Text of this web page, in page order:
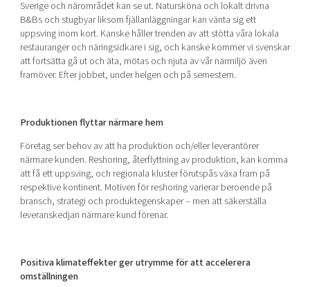
Sverige och närområdet kan se ut. Natursköna och lokalt drivna
B&Bs och stugbyar liksom fjällanläggningar kan vänta sig ett
uppsving inom kort. Kanske håller trenden av att stötta våra lokala
restauranger och näringsidkare i sig, och kanske kommer vi svenskar
att fortsätta gå ut och äta, mötas och njuta av vår närmiljö även
framöver. Efter jobbet, under helgen och på semestern.
Produktionen flyttar närmare hem
Företag ser behov av att ha produktion och/eller leverantörer
närmare kunden. Reshoring, återflyttning av produktion, kan komma
att få ett uppsving, och regionala kluster förutspås växa fram på
respektive kontinent. Motiven för reshoring varierar beroende på
bransch, strategi och produktegenskaper – men att säkerställa
leveranskedjan närmare kund förenar.
Positiva klimateffekter ger utrymme för att accelerera
omställningen